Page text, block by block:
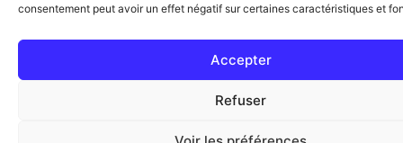
consentement peut avoir un effet négatif sur certaines caractéristiques et
Accepter
Refuser
4 5
Traitement
respectueux
6
concrètes